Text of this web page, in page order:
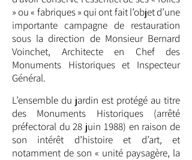
» ou « fabriques » qui ont fait l’objet d’une
importante campagne de restauration
sous la direction de Monsieur Bernard
Voinchet, Architecte en Chef des
Monuments Historiques et Inspecteur
Général.
L’ensemble du jardin est protégé au titre
des Monuments Historiques (arrêté
préfectoral du 28 juin 1988) en raison de
son intérêt d’histoire et d’art, et
notamment de son « unité paysagère, la